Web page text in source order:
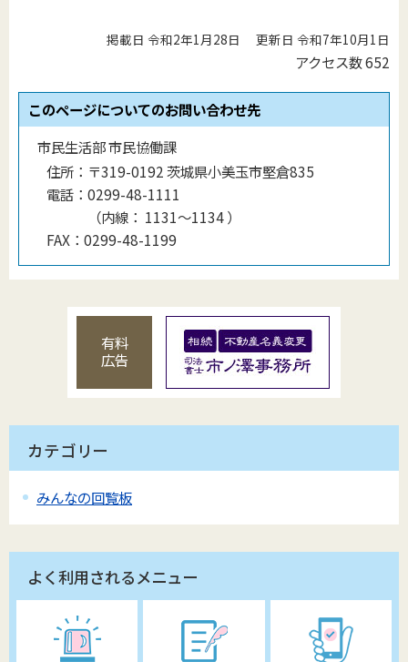
掲載日 令和2年1月28日 更新日 令和7年10月1日
アクセス数652
このページについてのお問い合わせ先
市民生活部 市民協働課
住所： 〒319-0192 茨城県小美玉市堅倉835
電話： 0299-48-1111
（内線 ： 1131〜1134）
FAX： 0299-48-1199
有料
広告
カテゴリー
みんなの回覧板
よく利用されるメニュー